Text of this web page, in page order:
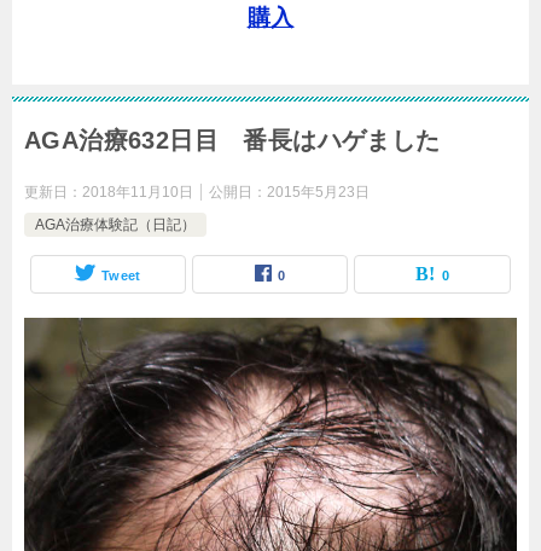
購入
AGA治療632日目 番長はハゲました
更新日： 2018年11月10日 公開日： 2015年5月23日
AGA治療体験記（日記）
Tweet 0 0